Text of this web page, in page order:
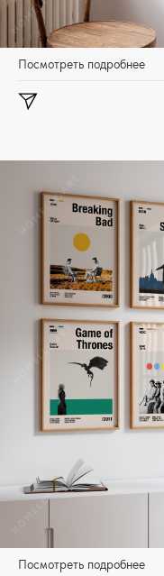
Посмотреть подробнее
Посмотреть подробнее